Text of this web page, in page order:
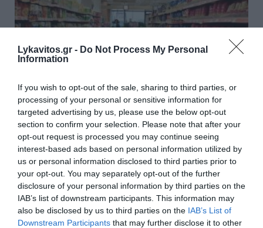
Lykavitos.gr - Do Not Process My Personal
Information
If you wish to opt-out of the sale, sharing to third parties, or
processing of your personal or sensitive information for
targeted advertising by us, please use the below opt-out
section to confirm your selection. Please note that after your
opt-out request is processed you may continue seeing
interest-based ads based on personal information utilized by
us or personal information disclosed to third parties prior to
your opt-out. You may separately opt-out of the further
disclosure of your personal information by third parties on the
IAB’s list of downstream participants. This information may
also be disclosed by us to third parties on the IAB’s List of
Downstream Participants that may further disclose it to other
Σούπερ μάρκετ: Πρώτη ετήσια μείωση τιμών
μετά από επτά μήνες
Μικρή αποκλιμάκωση των τιμών στα ράφια των μεγάλων
αλυσίδων σούπερ μάρκετ καταγράφηκε τον Ιούλιο, με
τον σχετικό δείκτη του Ινστιτούτου Έρευνας
Λιανεμπορίου Καταναλωτικών Αγαθών (Ι...